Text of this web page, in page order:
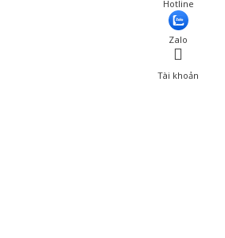
Hotline
Zalo
Tài khoản